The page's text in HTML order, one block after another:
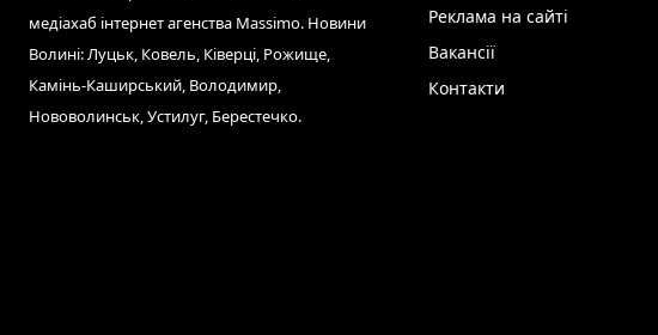
медіахаб інтернет агенства Massimo. Новини
Волині: Луцьк, Ковель, Ківерці, Рожище,
Камінь-Каширський, Володимир,
Нововолинськ, Устилуг, Берестечко.
Реклама на сайті
Вакансії
Контакти